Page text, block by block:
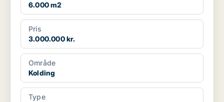
6.000 m2
Pris
3.000.000 kr.
Område
Kolding
Type